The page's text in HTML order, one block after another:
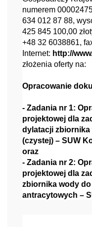
numerem
634 012 87 88,
425 845 100,00
+48 32 6038861,
Internet: http://
złożenia oferty na:
Opracowanie
- Zadania nr 1:
projektowej dla
dylatacji
(czystej) – SUW
oraz
- Zadania nr 2:
projektowej dla
zbiornika wody
antracytowych –